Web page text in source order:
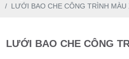
LƯỚI BAO CHE CÔNG TRÌNH MÀU
LƯỚI BAO CHE CÔNG